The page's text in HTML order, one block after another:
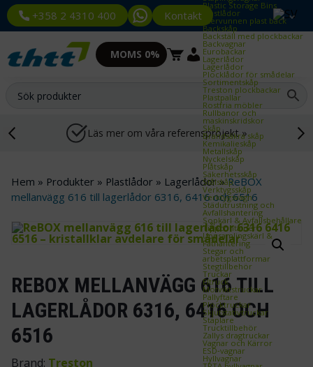
+358 2 4310 400 Kontakt
Plastic Storage Bins
Plastlådor
Återvunnen plast back
Backskåp
Backställ med plockbackar
Backvagnar
Eurobackar
Lagerlådor
Lagerlådor
Plocklådor för smådelar
Sortimentskåp
Treston plockbackar
Plastpallar
Rostfria möbler
Rullbanor och
maskinskridskor
Skåp
Brandsäkra skåp
Kemikalieskåp
Metallskåp
Nyckelskåp
Plåtskåp
Säkerhetsskåp
Stålskåp
Verktygsskåp
Verktygsvagn
Städutrustning och
Avfallshantering
Sopkärl & Avfallsbehållare
Tippcontainer
Uppsamlingskärl &
Fathantering
Stegar och
arbetsplattformar
Stegtillbehör
Truckar
Eltruck
Motviktstruckar
Pallyftare
Plocktruckar
Skjutstativtruckar
Staplare
Trucktillbehör
Zallys dragtruckar
Vagnar och Kärror
ESD‑vagnar
Hyllvagnar
MOMS 0%
Läs mer om våra referensprojekt »
Hem » Produkter » Plastlådor » Lagerlådor»ReBOX
mellanvägg 616 till lagerlådor 6316, 6416 och 6516
REBOX MELLANVÄGG 616 TILL
LAGERLÅDOR 6316, 6416 OCH
6516
Brand: Treston